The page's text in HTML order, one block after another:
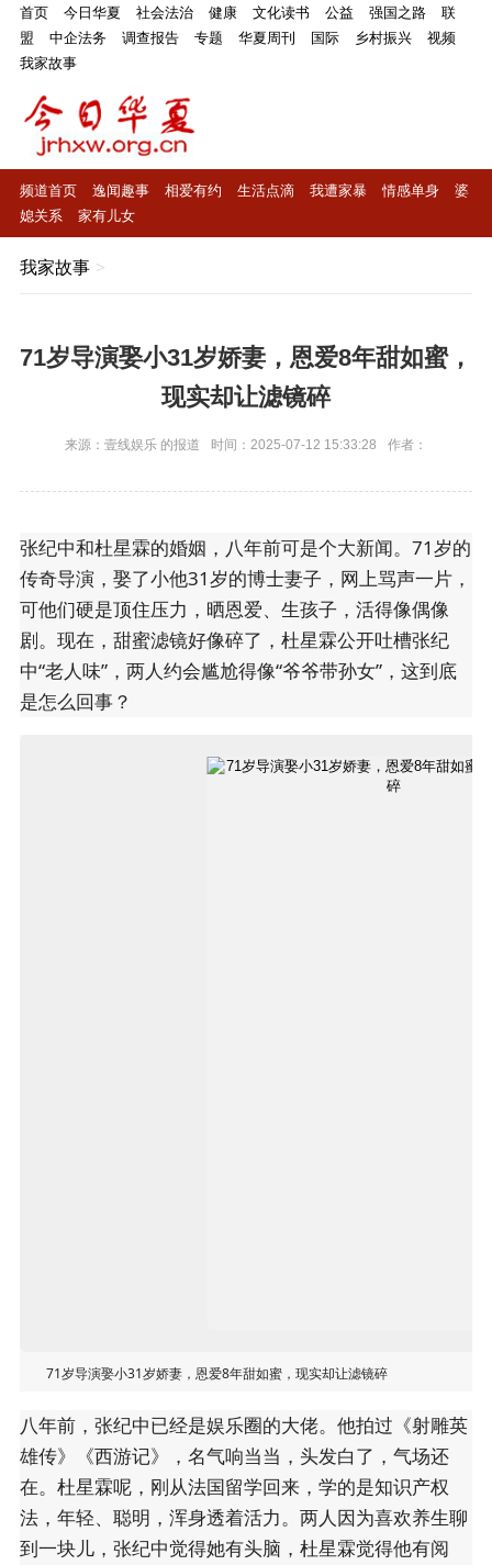
首页 今日华夏 社会法治 健康 文化读书 公益 强国之路
联
盟
中企法务 调查报告 专题 华夏周刊 国际 乡村振兴
视频
我家故事
频道首页 逸闻趣事 相爱有约 生活点滴 我遭家暴 情感单身
婆
媳关系
家有儿女
我家故事 >
71岁导演娶小31岁娇妻，恩爱8年甜如蜜，
现实却让滤镜碎
来源：壹线娱乐 的报道 时间：2025-07-12 15:33:28 作者：
张纪中和杜星霖的婚姻，八年前可是个大新闻。71岁的
传奇导演，娶了小他31岁的博士妻子，网上骂声一片，
可他们硬是顶住压力，晒恩爱、生孩子，活得像偶像
剧。现在，甜蜜滤镜好像碎了，杜星霖公开吐槽张纪
中“老人味”，两人约会尴尬得像“爷爷带孙女”，这到底
是怎么回事？
71岁导演娶小31岁娇妻，恩爱8年甜如蜜，现实却让滤镜碎
八年前，张纪中已经是娱乐圈的大佬。他拍过《射雕英
雄传》《西游记》，名气响当当，头发白了，气场还
在。杜星霖呢，刚从法国留学回来，学的是知识产权
法，年轻、聪明，浑身透着活力。两人因为喜欢养生聊
到一块儿，张纪中觉得她有头脑，杜星霖觉得他有阅